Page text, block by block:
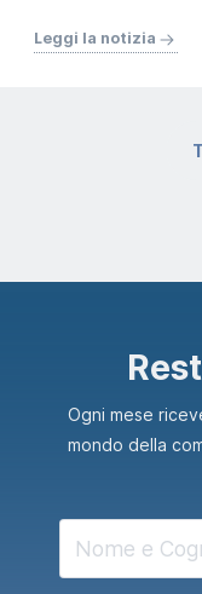
Leggi la notizia
Ogni mese
mondo della